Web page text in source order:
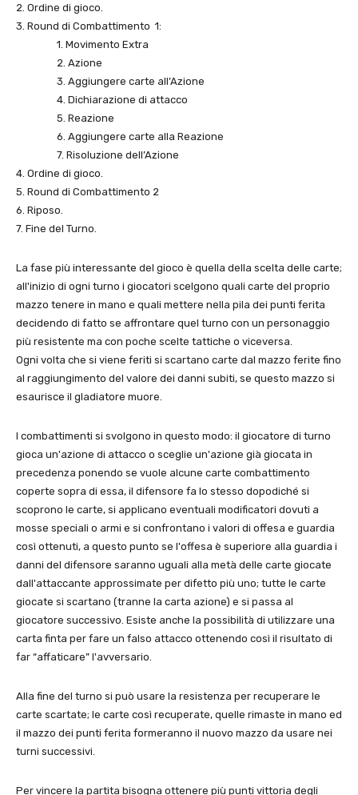
2. Ordine di gioco.
3. Round di Combattimento 1:
1. Movimento Extra
2. Azione
3. Aggiungere carte all’Azione
4. Dichiarazione di attacco
5. Reazione
6. Aggiungere carte alla Reazione
7. Risoluzione dell’Azione
4. Ordine di gioco.
5. Round di Combattimento 2
6. Riposo.
7. Fine del Turno.
La fase più interessante del gioco è quella della scelta delle carte;
all'inizio di ogni turno i giocatori scelgono quali carte del proprio
mazzo tenere in mano e quali mettere nella pila dei punti ferita
decidendo di fatto se affrontare quel turno con un personaggio
più resistente ma con poche scelte tattiche o viceversa.
Ogni volta che si viene feriti si scartano carte dal mazzo ferite fino
al raggiungimento del valore dei danni subiti, se questo mazzo si
esaurisce il gladiatore muore.
I combattimenti si svolgono in questo modo: il giocatore di turno
gioca un'azione di attacco o sceglie un'azione già giocata in
precedenza ponendo se vuole alcune carte combattimento
coperte sopra di essa, il difensore fa lo stesso dopodiché si
scoprono le carte, si applicano eventuali modificatori dovuti a
mosse speciali o armi e si confrontano i valori di offesa e guardia
così ottenuti, a questo punto se l'offesa è superiore alla guardia i
danni del difensore saranno uguali alla metà delle carte giocate
dall'attaccante approssimate per difetto più uno; tutte le carte
giocate si scartano (tranne la carta azione) e si passa al
giocatore successivo. Esiste anche la possibilità di utilizzare una
carta finta per fare un falso attacco ottenendo così il risultato di
far “affaticare” l'avversario.
Alla fine del turno si può usare la resistenza per recuperare le
carte scartate; le carte così recuperate, quelle rimaste in mano ed
il mazzo dei punti ferita formeranno il nuovo mazzo da usare nei
turni successivi.
Per vincere la partita bisogna ottenere più punti vittoria degli